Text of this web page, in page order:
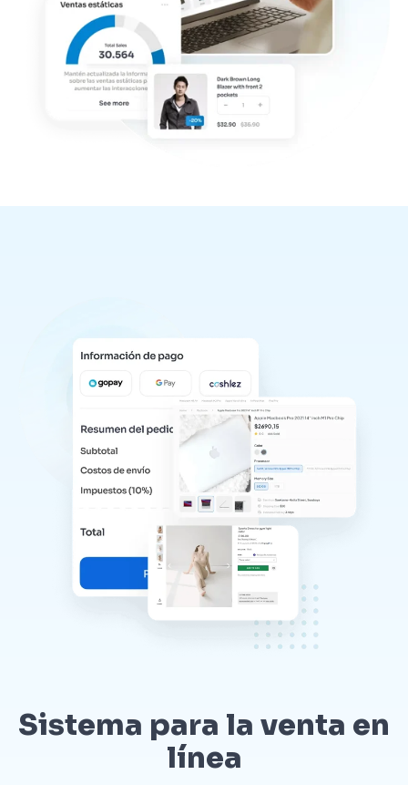
Sistema para la venta en
línea